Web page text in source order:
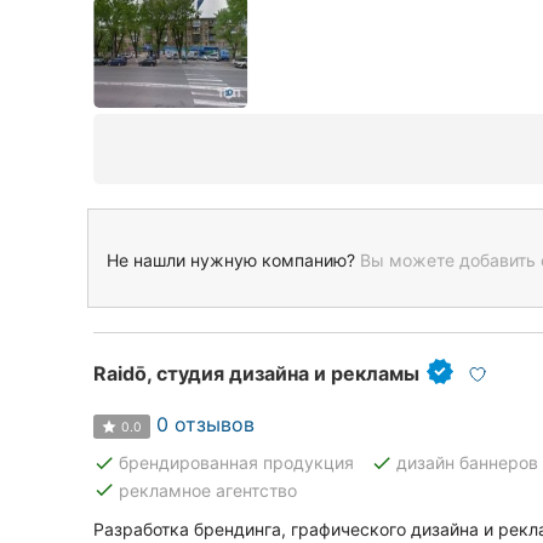
Не нашли нужную компанию? Вы можете добавить
Raidō, студия дизайна и рекламы
0.0 0 отзывов
done брендированная продукция done дизайн баннеров
done рекламное агентство
Разработка брендинга, графического дизайна и